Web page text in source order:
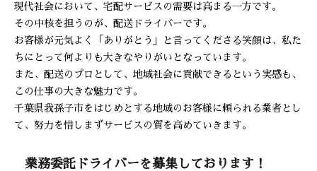
現代社会において、宅配サービスの需要は高まる一方です。
その中核を担うのが、配送ドライバーです。
お客様が元気よく「ありがとう」と言ってくださる笑顔は、私た
ちにとって何よりも大きなやりがいとなっています。
また、配送のプロとして、地域社会に貢献できるという実感も、
この仕事の大きな魅力です。
千葉県我孫子市をはじめとする地域のお客様に頼られる業者とし
て、努力を惜しまずサービスの質を高めていきます。
業務委託ドライバーを募集しております！